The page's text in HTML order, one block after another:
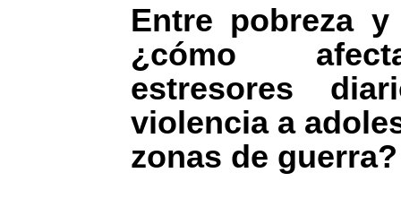
Entre pobreza
¿cómo
estresores
violencia a
zonas de guerra?